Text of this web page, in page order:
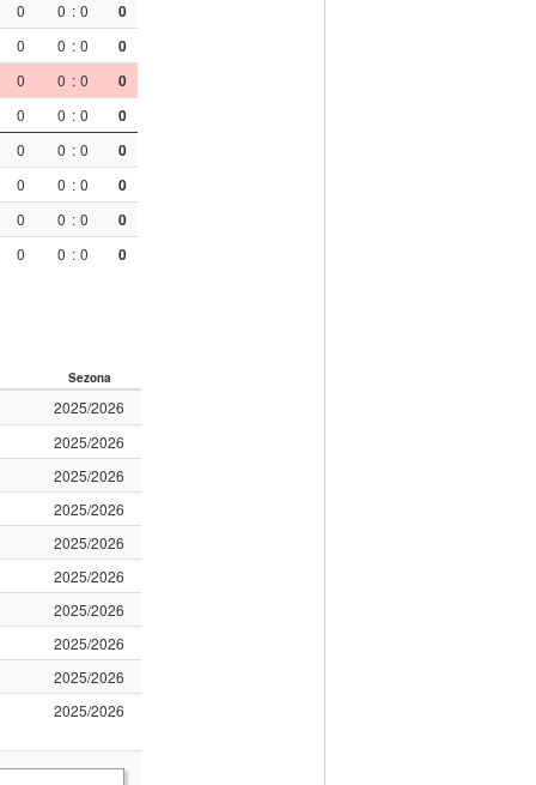
0 0 : 0 0
0 0 : 0 0
0 0 : 0 0
0 0 : 0 0
0 0 : 0 0
0 0 : 0 0
0 0 : 0 0
0 0 : 0 0
Sezona
2025/2026
2025/2026
2025/2026
2025/2026
2025/2026
2025/2026
2025/2026
2025/2026
2025/2026
2025/2026